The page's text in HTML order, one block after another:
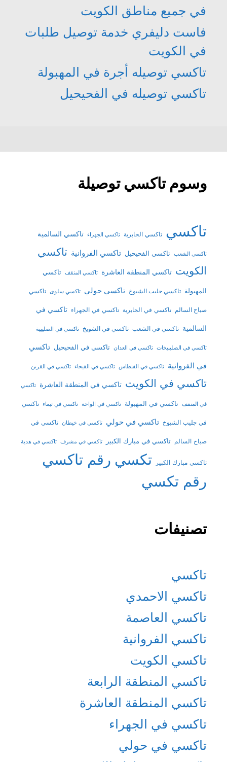
في جميع مناطق الكويت
فاست دليفري خدمة توصيل طلبات
في الكويت
تاكسي توصيله أجرة في المهبولة
تاكسي توصيله في الفحيحيل
وسوم تاكسي توصيلة
تاكسي تاكسي الجابرية تاكسي الجهراء تاكسي السالمية
تاكسي الشعب تاكسي الفحيحيل تاكسي الفروانية تاكسي
الكويت تاكسي المنطقة العاشرة تاكسي المنقف تاكسي
المهبولة تاكسي جليب الشيوخ تاكسي حولي تاكسي سلوى تاكسي
صباح السالم تاكسي في الجابرية تاكسي في الجهراء تاكسي في
السالمية تاكسي في الشعب تاكسي في الشويخ تاكسي في الصليبية
تاكسي في الصليبيخات تاكسي في العدان تاكسي في الفحيحيل تاكسي
في الفروانية
تاكسي في الفنطاس تاكسي في الفيحاء تاكسي في القرين
تاكسي في الكويت تاكسي في المنطقة العاشرة تاكسي
في المنقف تاكسي في المهبولة تاكسي في الواحة تاكسي في تيماء تاكسي
في جليب الشيوخ تاكسي في حولي تاكسي في خيطان تاكسي في
صباح السالم تاكسي في مبارك الكبير تاكسي في مشرف تاكسي في هدية
تاكسي مبارك الكبير تكسي رقم تاكسي
رقم تكسي
تصنيفات
تاكسي
تاكسي الاحمدي
تاكسي العاصمة
تاكسي الفروانية
تاكسي الكويت
تاكسي المنطقة الرابعة
تاكسي المنطقة العاشرة
تاكسي في الجهراء
تاكسي في حولي